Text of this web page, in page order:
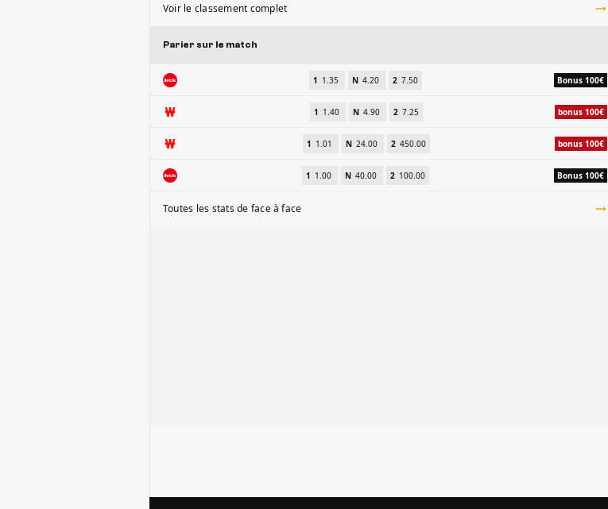
Voir le classement complet
Parier sur le match
1 1.35 N 4.20 2 7.50 Bonus 100€
1 1.40 N 4.90 2 7.25 bonus 100€
1 1.01 N 24.00 2 450.00 bonus 100€
1 1.00 N 40.00 2 100.00 Bonus 100€
Toutes les stats de face à face